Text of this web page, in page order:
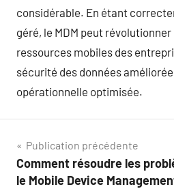
considérable. En étant
géré, le MDM peut
ressources mobiles des
sécurité des données
opérationnelle optimisée.
Navigation
de
Publication précédente
Comment résoudre les
le Mobile Device